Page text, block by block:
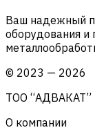
Ваш надежный
оборудования и
© 2023 — 2026
ТОО “АДВАКАТ”
О компании